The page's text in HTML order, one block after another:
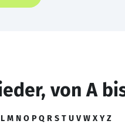
von A
L M N O P Q R S T U V W X Y Z